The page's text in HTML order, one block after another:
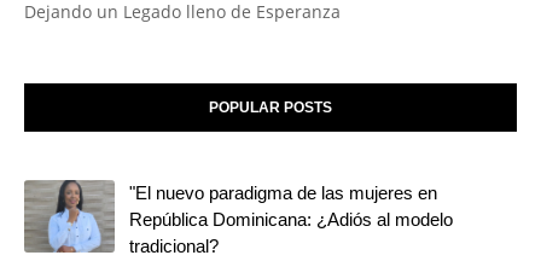
Dejando un Legado lleno de Esperanza
POPULAR POSTS
"El nuevo paradigma de las mujeres en
República Dominicana: ¿Adiós al modelo
tradicional?